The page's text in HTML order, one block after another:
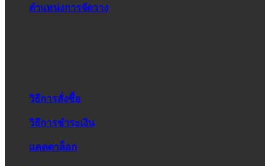
ตำแหน่งการจัดวาง
วิธีการสั่งซื้อ
วิธีการชำระเงิน
แคตตาล็อก